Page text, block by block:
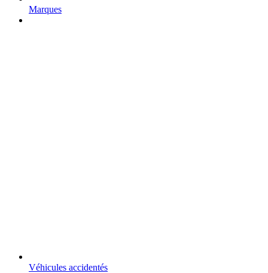
Marques
Véhicules accidentés